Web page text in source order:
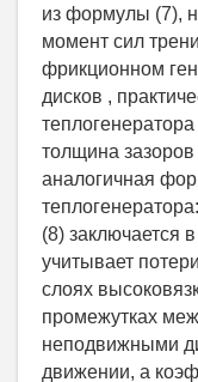
из формулы (7),
момент сил
фрикционном
дисков ,
толщина
аналогичная
(8) заключается
учитывает
слоях
промежутках
неподвижными
движении, а